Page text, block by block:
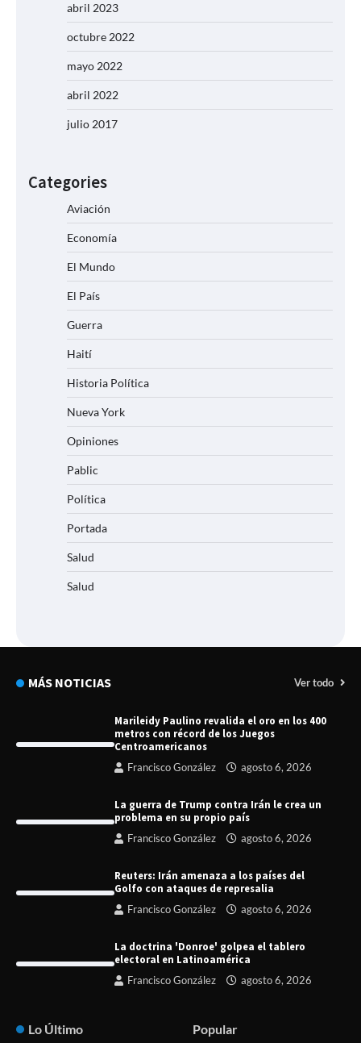
abril 2023
octubre 2022
mayo 2022
abril 2022
julio 2017
Categories
Aviación
Economía
El Mundo
El País
Guerra
Haití
Historia Política
Nueva York
Opiniones
Pablic
Política
Portada
Salud
Salud
MÁS NOTICIAS Ver todo
Marileidy Paulino revalida el oro en los 400
metros con récord de los Juegos
Centroamericanos
Francisco González agosto 6, 2026
La guerra de Trump contra Irán le crea un
problema en su propio país
Francisco González agosto 6, 2026
Reuters: Irán amenaza a los países del
Golfo con ataques de represalia
Francisco González agosto 6, 2026
La doctrina 'Donroe' golpea el tablero
electoral en Latinoamérica
Francisco González agosto 6, 2026
Lo Último Popular